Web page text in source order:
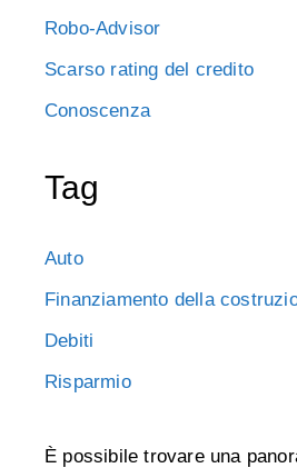
Robo-Advisor
Scarso rating del credito
Conoscenza
Tag
Auto
Finanziamento della
Debiti
Risparmio
È possibile trovare una